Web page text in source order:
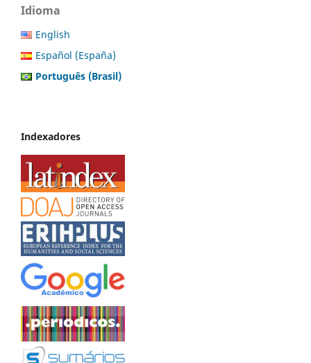
Idioma
English
Español (España)
Português (Brasil)
Indexadores